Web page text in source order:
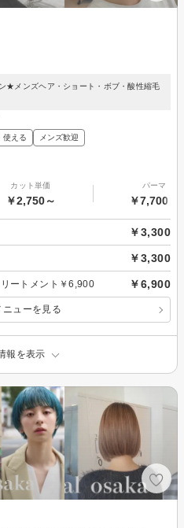
★メンズヘア・ショート・ボブ・酸性縮毛
使える メンズ歓迎
カット単価
￥2,750～
パーマ
￥7,700～
￥3,300
￥3,300
ートメント￥6,900 ￥6,900
ニューを見る
報を表示